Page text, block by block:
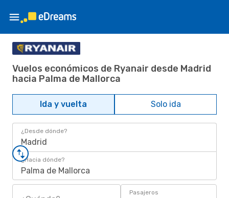
Vuelos económicos de Ryanair desde Madrid
hacia Palma de Mallorca
Ida y vuelta Solo ida
¿Desde dónde?
Madrid
¿Hacia dónde?
Palma de Mallorca
Pasajeros